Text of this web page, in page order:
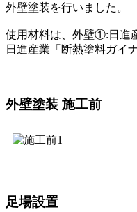
外壁塗装を行いました。
使用材料は、外壁①:日進
日進産業「断熱塗料ガイ
外壁塗装 施工前
足場設置